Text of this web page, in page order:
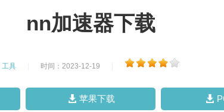
nn加速器下载
工具 时间：2023-12-19
苹果下载